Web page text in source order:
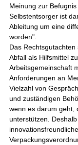
Meinung zur
Selbstentsorger ist
Ableitung um eine
worden".
Das
Abfall als Hilfsmittel
Arbeitsgemeinschaft
Anforderungen an
Vielzahl von
und zuständigen
wenn es darum geht,
unterstützen.